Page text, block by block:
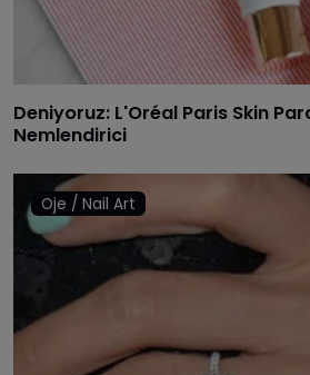
Deniyoruz: L'Oréal Paris Skin
Nemlendirici
Oje / Nail Art